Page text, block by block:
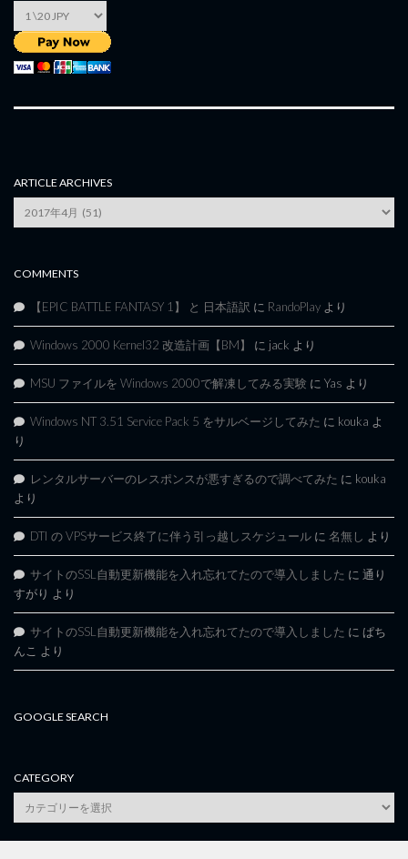
ARTICLE ARCHIVES
Article
Archives
COMMENTS
【EPIC BATTLE FANTASY 1】 と 日本語訳 に RandoPlay より
Windows 2000 Kernel32 改造計画【BM】 に jack より
MSU ファイルを Windows 2000で解凍してみる実験 に Yas より
Windows NT 3.51 Service Pack 5 をサルベージしてみた に kouka よ
り
レンタルサーバーのレスポンスが悪すぎるので調べてみた に kouka
より
DTI の VPSサービス終了に伴う引っ越しスケジュール に 名無し より
サイトのSSL自動更新機能を入れ忘れてたので導入しました に 通り
すがり より
サイトのSSL自動更新機能を入れ忘れてたので導入しました に ぱち
んこ より
GOOGLE SEARCH
CATEGORY
category